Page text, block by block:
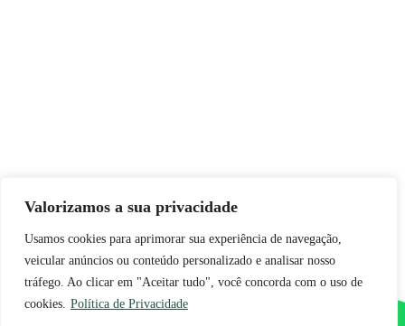
Valorizamos a sua privacidade
Usamos cookies para aprimorar sua experiência de navegação,
veicular anúncios ou conteúdo personalizado e analisar nosso
tráfego. Ao clicar em "Aceitar tudo", você concorda com o uso de
cookies. Política de Privacidade